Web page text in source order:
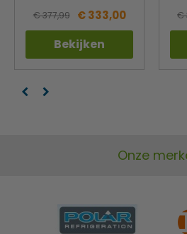
€ 377,99 € 333,00
Bekijken
€
Onze